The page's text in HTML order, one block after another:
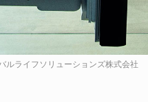
ルライフソリューションズ株式会社